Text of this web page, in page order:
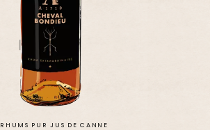
RHUMS PUR JUS DE CANNE